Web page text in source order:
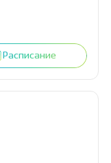
Расписание